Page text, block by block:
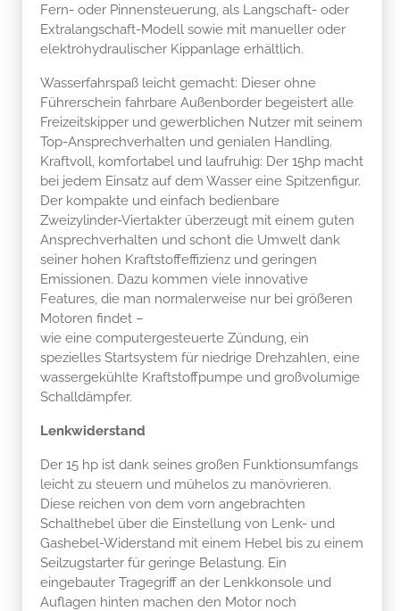
Fern- oder Pinnensteuerung, als Langschaft- oder
Extralangschaft-Modell sowie mit manueller oder
elektrohydraulischer Kippanlage erhältlich.
Wasserfahrspaß leicht gemacht: Dieser ohne
Führerschein fahrbare Außenborder begeistert alle
Freizeitskipper und gewerblichen Nutzer mit seinem
Top-Ansprechverhalten und genialen Handling.
Kraftvoll, komfortabel und laufruhig: Der 15hp macht
bei jedem Einsatz auf dem Wasser eine Spitzenfigur.
Der kompakte und einfach bedienbare
Zweizylinder-Viertakter überzeugt mit einem guten
Ansprechverhalten und schont die Umwelt dank
seiner hohen Kraftstoffeffizienz und geringen
Emissionen. Dazu kommen viele innovative
Features, die man normalerweise nur bei größeren
Motoren findet –
wie eine computergesteuerte Zündung, ein
spezielles Startsystem für niedrige Drehzahlen, eine
wassergekühlte Kraftstoffpumpe und großvolumige
Schalldämpfer.
Lenkwiderstand
Der 15 hp ist dank seines großen Funktionsumfangs
leicht zu steuern und mühelos zu manövrieren.
Diese reichen von dem vorn angebrachten
Schalthebel über die Einstellung von Lenk- und
Gashebel-Widerstand mit einem Hebel bis zu einem
Seilzugstarter für geringe Belastung. Ein
eingebauter Tragegriff an der Lenkkonsole und
Auflagen hinten machen den Motor noch